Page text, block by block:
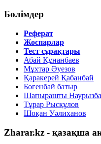
Бөлімдер
Реферат
Жоспарлар
Тест сұрақтары
Абай Құнанбаев
Мұхтар Әуезов
Қаракерей Қабанбай
Бөгенбай батыр
Шапырашты
Тұрар Рысқұлов
Шоқан Уәлиханов
Zharar.kz - қазақша